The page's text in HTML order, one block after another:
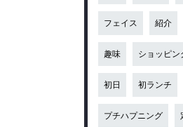
フェイス 紹介
趣味 ショッピン
初日 初ランチ
プチハプニング